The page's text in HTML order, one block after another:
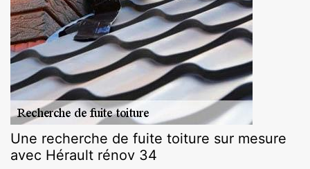
Une recherche de fuite toiture sur mesure
avec Hérault rénov 34